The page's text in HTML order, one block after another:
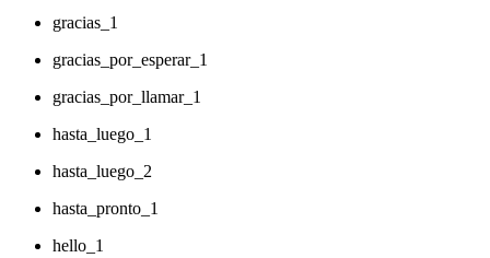
gracias_1
gracias_por_esperar_1
gracias_por_llamar_1
hasta_luego_1
hasta_luego_2
hasta_pronto_1
hello_1